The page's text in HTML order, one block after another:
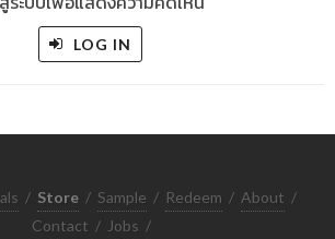
LOG IN
/ Store / Sample / Redeem / About /
Contact / Jobs /